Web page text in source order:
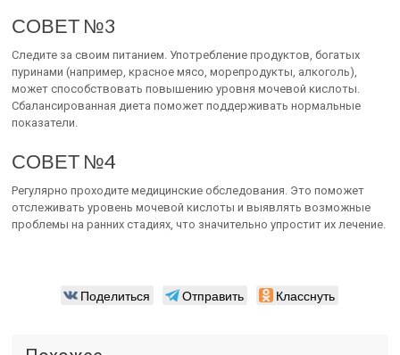
СОВЕТ №3
Следите за своим питанием. Употребление продуктов, богатых
пуринами (например, красное мясо, морепродукты, алкоголь),
может способствовать повышению уровня мочевой кислоты.
Сбалансированная диета поможет поддерживать нормальные
показатели.
СОВЕТ №4
Регулярно проходите медицинские обследования. Это поможет
отслеживать уровень мочевой кислоты и выявлять возможные
проблемы на ранних стадиях, что значительно упростит их лечение.
Поделиться Отправить Класснуть